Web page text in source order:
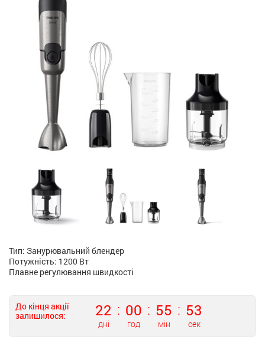
Тип: Занурювальний блендер
Потужність: 1200 Вт
Плавне регулювання швидкості
До кінця акції
залишилося:
22
дні
00
год
55
мін
53
сек